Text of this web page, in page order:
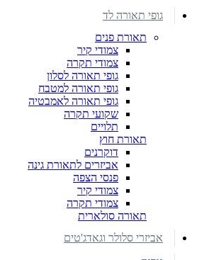
גופי תאורה לד
תאורת פנים
צמודי קיר
צמודי תקרה
גופי תאורה לסלון
גופי תאורה למטבח
גופי תאורה לאמבטיה
שקועי תקרה
תלויים
תאורת חוץ
דוקרנים
אביזרים לתאורת גינה
פנסי הצפה
צמודי קיר
צמודי תקרה
תאורה סולארית
אביזרי סלולר וגאדג'טים